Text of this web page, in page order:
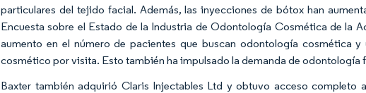
particulares del tejido facial. Además, las inyecciones de bótox han
Encuesta sobre el Estado de la Industria de Odontología Cosmética de la
aumento en el número de pacientes que buscan odontología cosmética
cosmético por visita. Esto también ha impulsado la demanda de odontología
Baxter también adquirió Claris Injectables Ltd y obtuvo acceso completo